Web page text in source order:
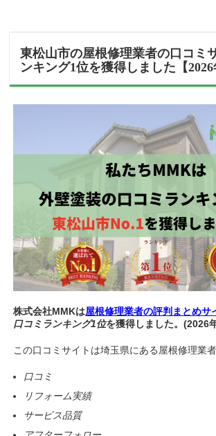
東松山市の屋根修理業者の口コミ
ンキング1位を獲得しました【2026
株式会社MMKは屋根修理業者の評判まとめサ
口コミランキング1位を獲得しました。(2026
この口コミサイトは埼玉県にある屋根修理業
口コミ
リフォーム実績
サービス品質